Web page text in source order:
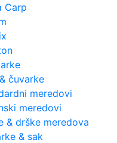
Carp
čuvarke
meredovi
meredovi
& drške meredova
& sak